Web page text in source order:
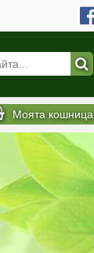
Моята кошница